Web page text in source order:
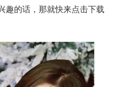
趣的话，那就快来点击下载